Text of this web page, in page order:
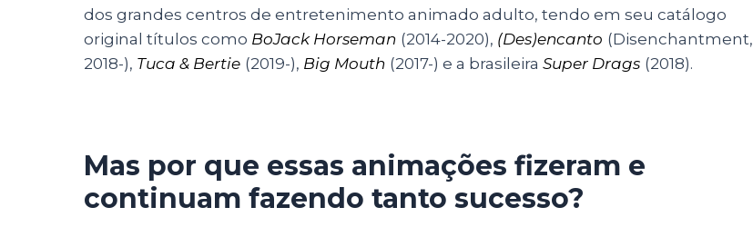
dos grandes centros de entretenimento animado adulto, tendo em seu catálogo
original títulos como BoJack Horseman (2014-2020), (Des)encanto (Disenchantment,
2018-), Tuca & Bertie (2019-), Big Mouth (2017-) e a brasileira Super Drags (2018).
Mas por que essas animações fizeram e
continuam fazendo tanto sucesso?